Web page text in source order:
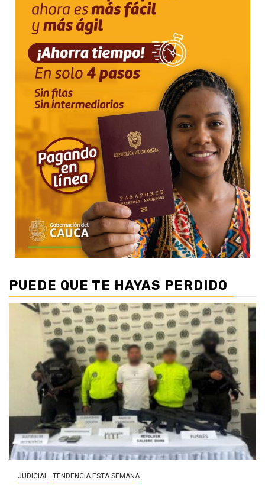
PUEDE QUE TE HAYAS PERDIDO
JUDICIAL TENDENCIA ESTA SEMANA